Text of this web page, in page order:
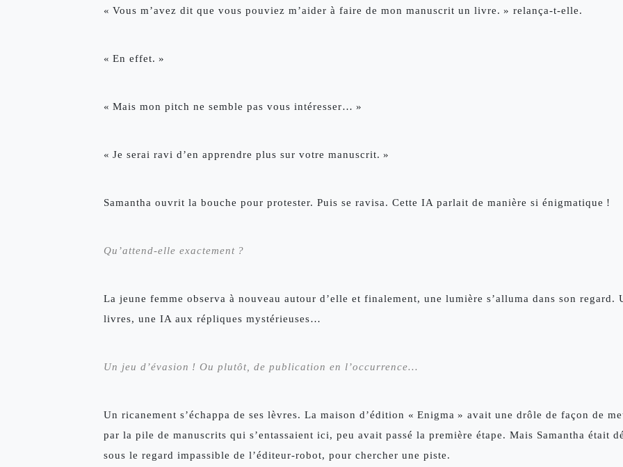
« Vous m’avez dit que vous pouviez m’aider à faire de mon manuscrit un livre. » relança-t-elle.
« En effet. »
« Mais mon pitch ne semble pas vous intéresser… »
« Je serai ravi d’en apprendre plus sur votre manuscrit. »
Samantha ouvrit la bouche pour protester. Puis se ravisa. Cette IA parlait de manière si énigmatique !
Qu’attend-elle exactement ?
La jeune femme observa à nouveau autour d’elle et finalement, une lumière s’alluma dans son
livres, une IA aux répliques mystérieuses…
Un jeu d’évasion ! Ou plutôt, de publication en l’occurrence…
Un ricanement s’échappa de ses lèvres. La maison d’édition « Enigma » avait une drôle de façon de
par la pile de manuscrits qui s’entassaient ici, peu avait passé la première étape. Mais Samantha était
sous le regard impassible de l’éditeur-robot, pour chercher une piste.